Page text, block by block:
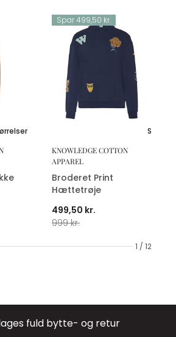
1 / 12
Spar 499,50 kr.
S
KNOWLEDGE COTTON
APPAREL
Broderet Print
Hættetrøje
499,50 kr.
999 kr.
fuld bytte- og retur